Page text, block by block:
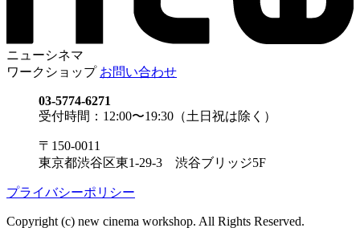
ニューシネマ
ワークショップ お問い合わせ
03-5774-6271
受付時間：12:00〜19:30（土日祝は除く）
〒150-0011
東京都渋谷区東1-29-3 渋谷ブリッジ5F
プライバシーポリシー
Copyright (c) new cinema workshop. All Rights Reserved.